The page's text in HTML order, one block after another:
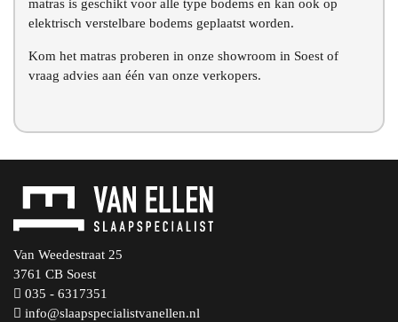
matras is geschikt voor alle type bodems en kan ook op
elektrisch verstelbare bodems geplaatst worden.
Kom het matras proberen in onze showroom in Soest of
vraag advies aan één van onze verkopers.
Van Weedestraat 25
3761 CB Soest
035 - 6317351
info@slaapspecialistvanellen.nl